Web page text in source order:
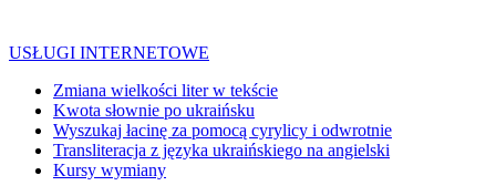
USŁUGI INTERNETOWE
Zmiana wielkości liter w tekście
Kwota słownie po ukraińsku
Wyszukaj łacinę za pomocą cyrylicy i odwrotnie
Transliteracja z języka ukraińskiego na angielski
Kursy wymiany